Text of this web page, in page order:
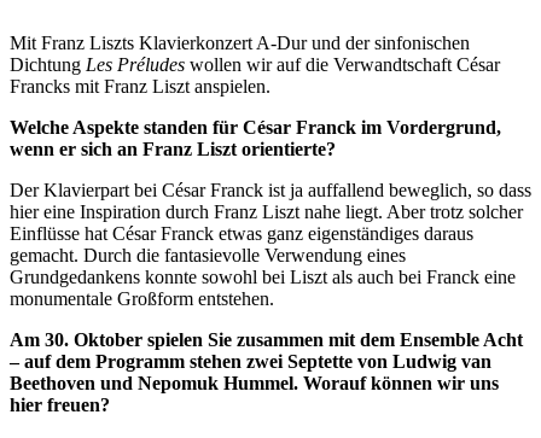
Mit Franz Liszts Klavierkonzert A-Dur und der sinfonischen
Dichtung Les Préludes wollen wir auf die Verwandtschaft César
Francks mit Franz Liszt anspielen.
Welche Aspekte standen für César Franck im Vordergrund,
wenn er sich an Franz Liszt orientierte?
Der Klavierpart bei César Franck ist ja auffallend beweglich, so dass
hier eine Inspiration durch Franz Liszt nahe liegt. Aber trotz solcher
Einflüsse hat César Franck etwas ganz eigenständiges daraus
gemacht. Durch die fantasievolle Verwendung eines
Grundgedankens konnte sowohl bei Liszt als auch bei Franck eine
monumentale Großform entstehen.
Am 30. Oktober spielen Sie zusammen mit dem Ensemble Acht
– auf dem Programm stehen zwei Septette von Ludwig van
Beethoven und Nepomuk Hummel. Worauf können wir uns
hier freuen?